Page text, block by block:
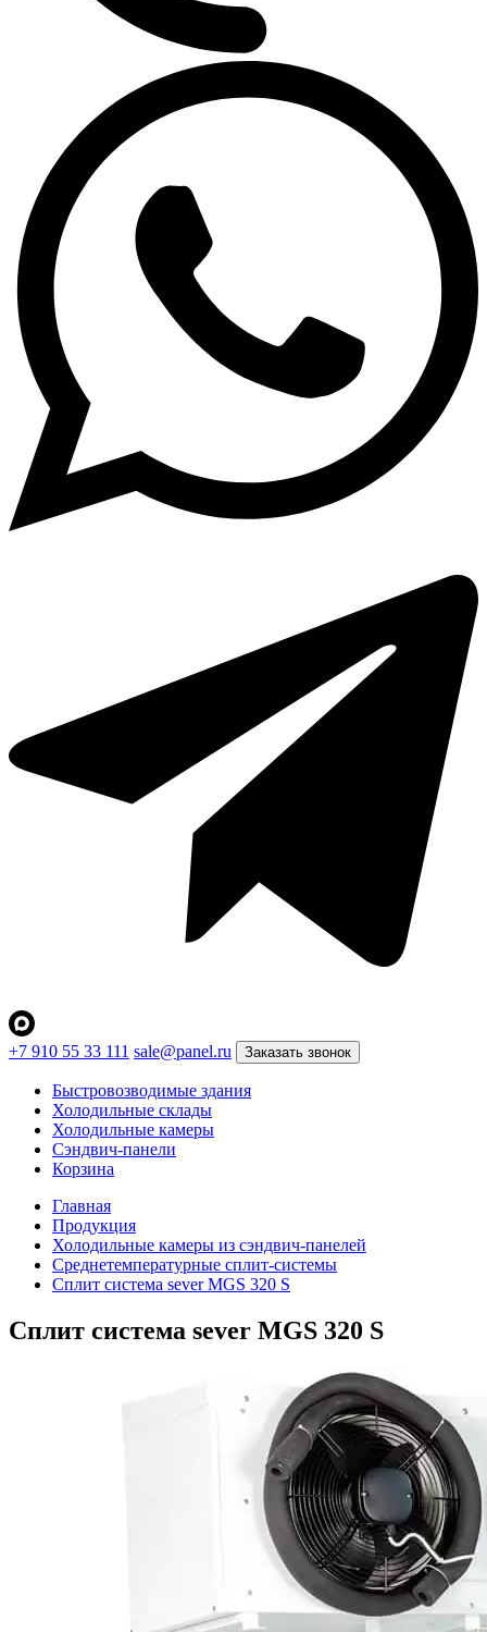
+7 910 55 33 111 sale@panel.ru Заказать звонок
Быстровозводимые здания
Холодильные склады
Холодильные камеры
Сэндвич-панели
Корзина
Главная
Продукция
Холодильные камеры из сэндвич-панелей
Среднетемпературные сплит-системы
Сплит система sever MGS 320 S
Сплит система sever MGS 320 S